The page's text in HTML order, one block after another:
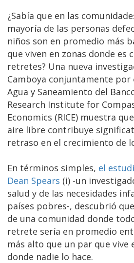
¿Sabía que en las
mayoría de las personas
niños son en promedio más
que viven en zonas donde es
retretes? Una nueva
Camboya conjuntamente por
Agua y Saneamiento del
Research Institute for
Economics (RICE) muestra
aire libre contribuye
retraso en el crecimiento de
En términos simples, el
Dean Spears (i) -un
salud y de las necesidades
países pobres-, descubrió
de una comunidad donde
retrete sería en promedio
más alto que un par que vive
donde nadie lo hace.